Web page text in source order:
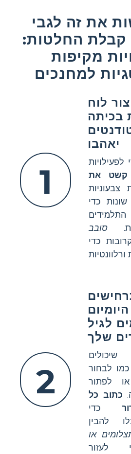
את זה לגבי
קבלת החלטות:
מקיפות
למחנכים
1
לוח
בכיתה
יאהבו
לפעילויות
קשט את
צבעוניות
כדי
התלמידים
סובב
כדי
2
לגיל
שלך
לבחור
לפתור
כתוב כל
כדי
להבין
או
לעזור